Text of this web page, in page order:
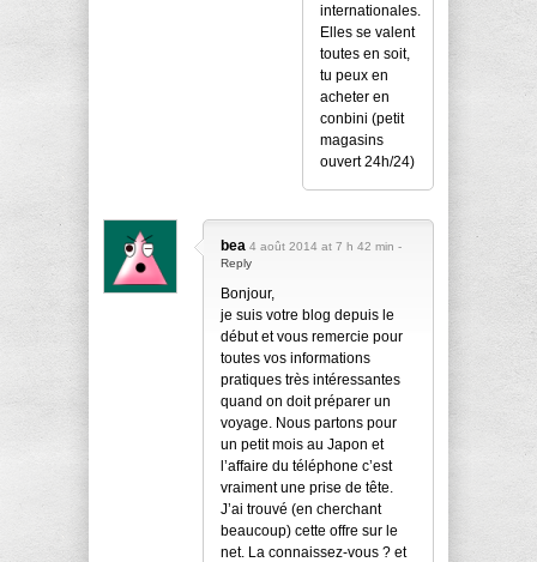
internationales.
Elles se valent
toutes en soit,
tu peux en
acheter en
conbini (petit
magasins
ouvert 24h/24)
bea 4 août 2014 at 7 h 42 min -
Reply
Bonjour,
je suis votre blog depuis le
début et vous remercie pour
toutes vos informations
pratiques très intéressantes
quand on doit préparer un
voyage. Nous partons pour
un petit mois au Japon et
l’affaire du téléphone c’est
vraiment une prise de tête.
J’ai trouvé (en cherchant
beaucoup) cette offre sur le
net. La connaissez-vous ? et